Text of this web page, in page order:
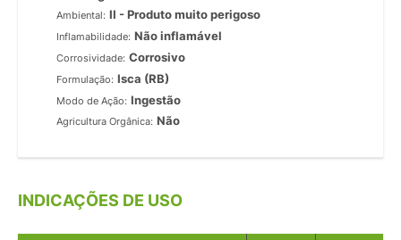
Ambiental: II - Produto muito perigoso
Inflamabilidade: Não inflamável
Corrosividade: Corrosivo
Formulação: Isca (RB)
Modo de Ação: Ingestão
Agricultura Orgânica: Não
INDICAÇÕES DE USO